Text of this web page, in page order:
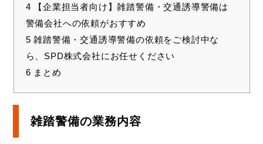
4 【企業担当者向け】雑踏警備・交通誘導警備は
警備会社への依頼がおすすめ
5 雑踏警備・交通誘導警備の依頼をご検討中な
ら、SPD株式会社にお任せください
6 まとめ
雑踏警備の業務内容